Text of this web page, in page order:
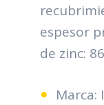
espesor
de zinc:
Marca: